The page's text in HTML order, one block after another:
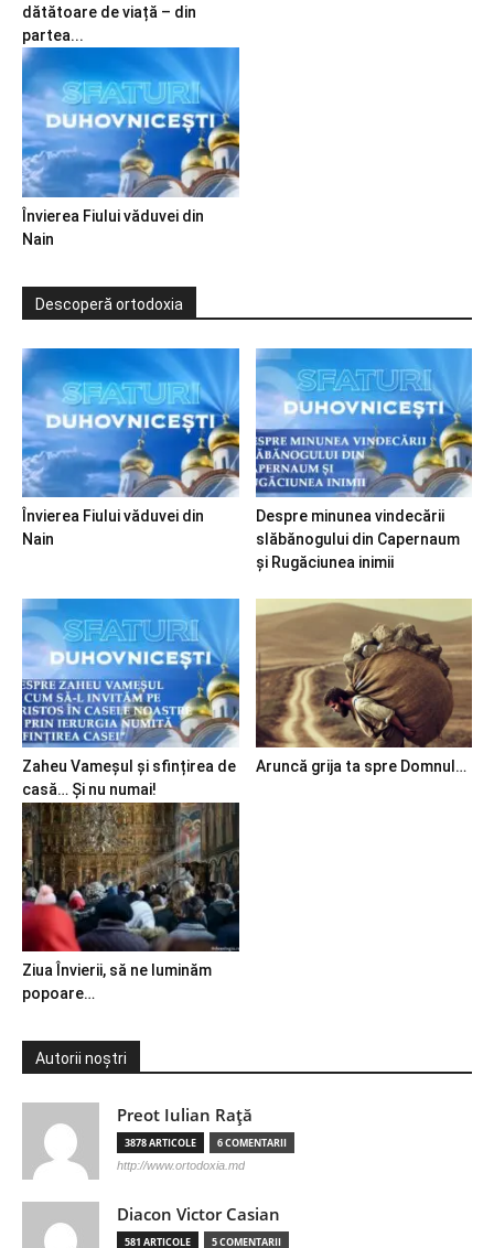
dătătoare de viață – din
partea...
Învierea Fiului văduvei din
Nain
Descoperă ortodoxia
Învierea Fiului văduvei din
Nain
Despre minunea vindecării
slăbănogului din Capernaum
și Rugăciunea inimii
Zaheu Vameșul și sfințirea de
casă… Și nu numai!
Aruncă grija ta spre Domnul…
Ziua Învierii, să ne luminăm
popoare…
Autorii noștri
Preot Iulian Raţă
3878 ARTICOLE 6 COMENTARII
http://www.ortodoxia.md
Diacon Victor Casian
581 ARTICOLE 5 COMENTARII